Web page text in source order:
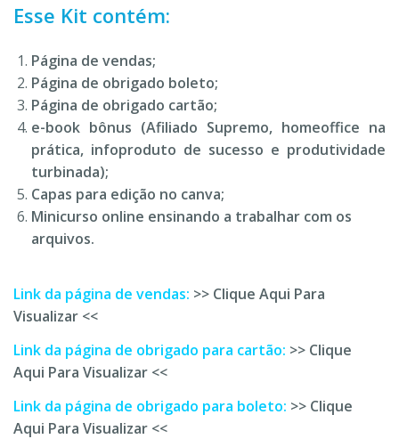
Esse Kit contém:
Página de vendas;
Página de obrigado boleto;
Página de obrigado cartão;
e-book bônus (Afiliado Supremo, homeoffice na
prática, infoproduto de sucesso e produtividade
turbinada);
Capas para edição no canva;
Minicurso online ensinando a trabalhar com os
arquivos.
Link da página de vendas: >> Clique Aqui Para
Visualizar <<
Link da página de obrigado para cartão: >> Clique
Aqui Para Visualizar <<
Link da página de obrigado para boleto: >> Clique
Aqui Para Visualizar <<